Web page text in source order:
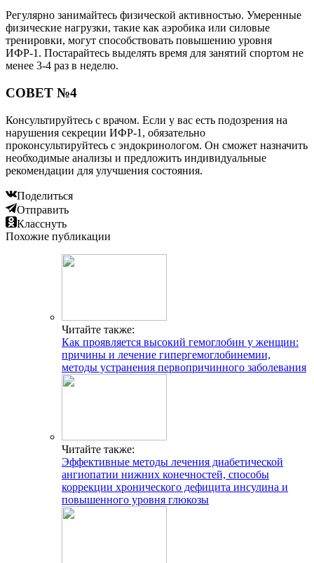
Регулярно занимайтесь физической активностью. Умеренные
физические нагрузки, такие как аэробика или силовые
тренировки, могут способствовать повышению уровня
ИФР-1. Постарайтесь выделять время для занятий спортом не
менее 3-4 раз в неделю.
СОВЕТ №4
Консультируйтесь с врачом. Если у вас есть подозрения на
нарушения секреции ИФР-1, обязательно
проконсультируйтесь с эндокринологом. Он сможет назначить
необходимые анализы и предложить индивидуальные
рекомендации для улучшения состояния.
Поделиться
Отправить
Класснуть
Похожие публикации
Читайте также:
Как проявляется высокий гемоглобин у женщин:
причины и лечение гипергемоглобинемии,
методы устранения первопричинного заболевания
Читайте также:
Эффективные методы лечения диабетической
ангиопатии нижних конечностей, способы
коррекции хронического дефицита инсулина и
повышенного уровня глюкозы